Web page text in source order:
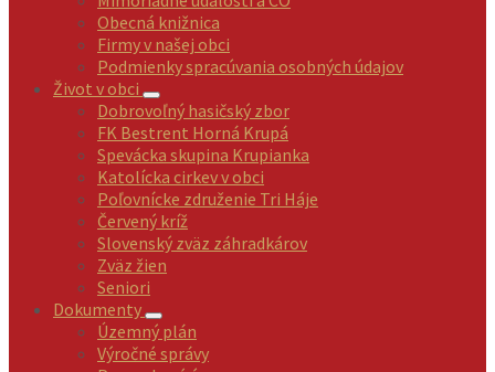
Obecná knižnica
Firmy v našej obci
Podmienky spracúvania osobných údajov
Život v obci
Dobrovoľný hasičský zbor
FK Bestrent Horná Krupá
Spevácka skupina Krupianka
Katolícka cirkev v obci
Poľovnícke združenie Tri Háje
Červený kríž
Slovenský zväz záhradkárov
Zväz žien
Seniori
Dokumenty
Územný plán
Výročné správy